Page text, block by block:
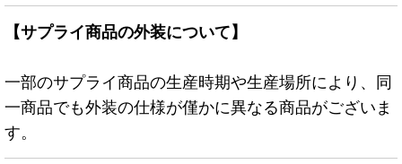
【サプライ商品の外装について】
一部のサプライ商品の生産時期や生産場所により、同
一商品でも外装の仕様が僅かに異なる商品がございま
す。